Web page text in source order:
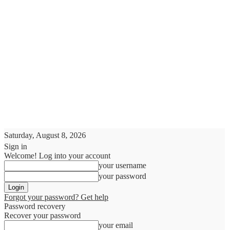
Saturday, August 8, 2026
Sign in
Welcome! Log into your account
your username
your password
Forgot your password? Get help
Password recovery
Recover your password
your email